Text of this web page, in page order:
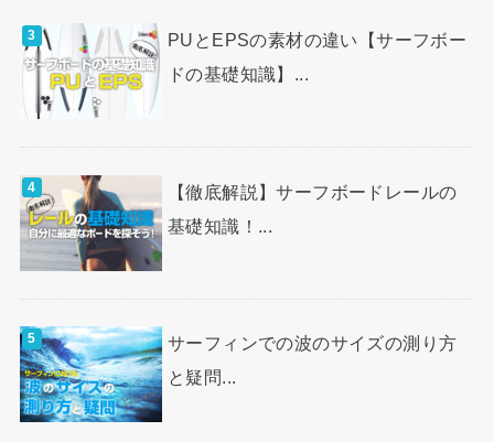
PUとEPSの素材の違い【サーフボー
ドの基礎知識】...
【徹底解説】サーフボードレールの
基礎知識！...
サーフィンでの波のサイズの測り方
と疑問...